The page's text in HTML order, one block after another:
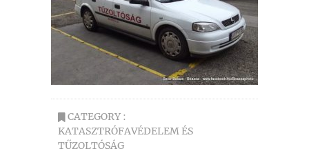
CATEGORY :
KATASZTRÓFAVÉDELEM ÉS
TŰZOLTÓSÁG